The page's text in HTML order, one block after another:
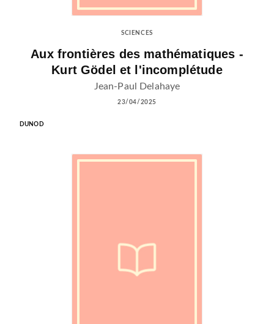
SCIENCES
Aux frontières des mathématiques -
Kurt Gödel et l'incomplétude
Jean-Paul Delahaye
23/04/2025
DUNOD